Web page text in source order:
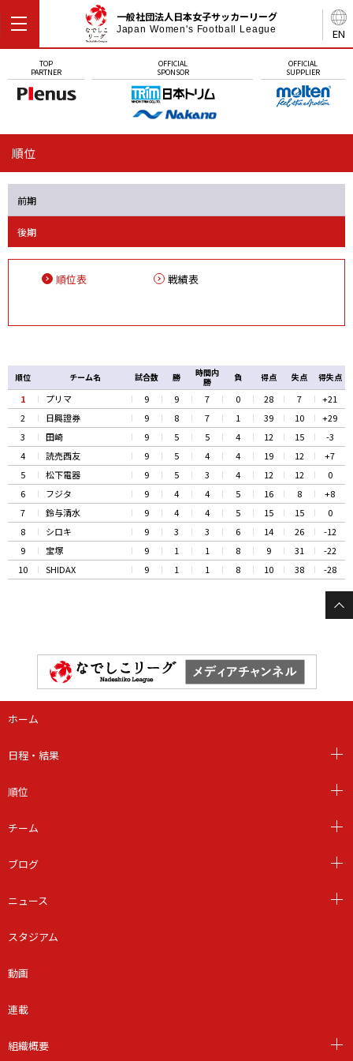
EN
一般社団法人日本女子サッカーリーグ
Japan Women's Football League
TOP
PARTNER
OFFICIAL
SPONSOR
OFFICIAL
SUPPLIER
順位
前期
後期
順位表 戦績表
順位 チーム名 試合数 勝
時間内
勝
負 得点 失点 得失点
1 プリマ 9 9 7 0 28 7
+21
2
日興證券 9 8 7 1 39 10
+29
3
田崎 9 5 5 4 12 15
-3
4
読売西友 9 5 4 4 19 12
+7
5
松下電器 9 5 3 4 12 12
0
6
フジタ 9 4 4 5 16 8
+8
7
鈴与清水 9 4 4 5 15 15
0
8
シロキ 9 3 3 6 14 26
-12
9
宝塚 9 1 1 8 9 31
-22
10
SHIDAX 9 1 1 8 10 38 -28
ホーム
日程・結果
順位
チーム
ブログ
ニュース
スタジアム
動画
連載
組織概要